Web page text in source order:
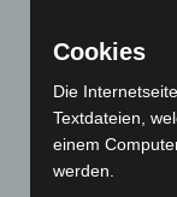
Januar 2023(140)
Dezember 2022
November 2022
Oktober 2022
Cookies
Die
Textdateien,
einem
werden.